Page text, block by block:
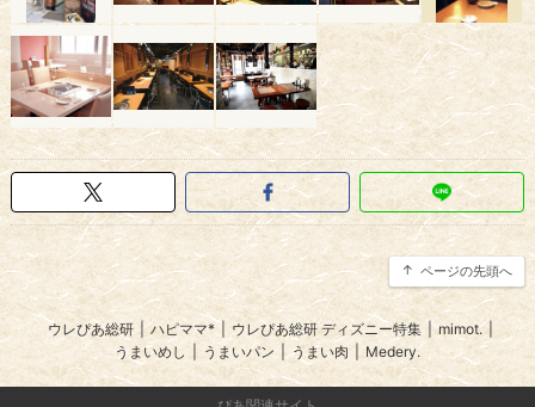
ページの先頭へ
ウレぴあ総研 | ハピママ* ウレぴあ総研 ディズニー特集 | mimot.
うまいめし
| うまいパン | うまい肉 Medery.